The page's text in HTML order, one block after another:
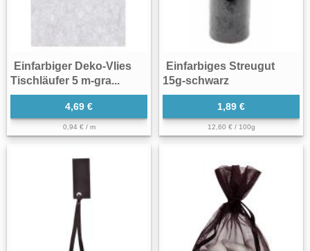
Einfarbiger Deko-Vlies
Tischläufer 5 m-gra...
4,69 €
0,94 € / m
Einfarbiges Streugut
15g-schwarz
1,89 €
12,60 € / 100g